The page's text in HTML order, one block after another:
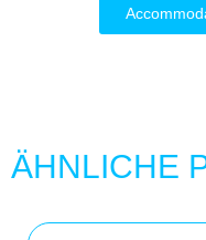
ÄHNLICHE